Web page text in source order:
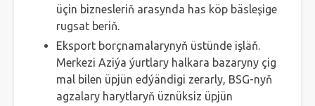
üçin biznesleriň arasynda has köp bäsleşige
rugsat beriň.
Eksport borçnamalarynyň üstünde işläň.
Merkezi Aziýa ýurtlary halkara bazaryny çig
mal bilen üpjün edýändigi zerarly, BSG-nyň
agzalary harytlaryň üznüksiz üpjün